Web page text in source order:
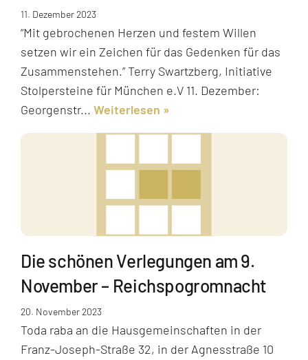
11. Dezember 2023
“Mit gebrochenen Herzen und festem Willen
setzen wir ein Zeichen für das Gedenken für das
Zusammenstehen.” Terry Swartzberg, Initiative
Stolpersteine für München e.V 11. Dezember:
Georgenstr... Weiterlesen
Die schönen Verlegungen am 9.
November – Reichspogromnacht
20. November 2023
Toda raba an die Hausgemeinschaften in der
Franz-Joseph-Straße 32, in der Agnesstraße 10